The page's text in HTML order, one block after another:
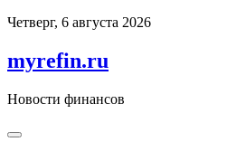
Перейти
содержимому
Четверг, 6 августа 2026
myrefin.ru
Новости финансов